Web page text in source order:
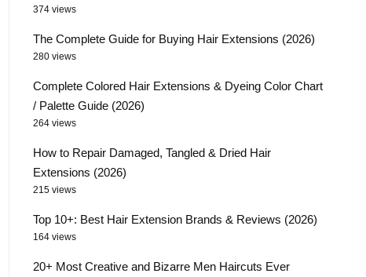
374 views
The Complete Guide for Buying Hair Extensions (2026)
280 views
Complete Colored Hair Extensions & Dyeing Color Chart
/ Palette Guide (2026)
264 views
How to Repair Damaged, Tangled & Dried Hair
Extensions (2026)
215 views
Top 10+: Best Hair Extension Brands & Reviews (2026)
164 views
20+ Most Creative and Bizarre Men Haircuts Ever